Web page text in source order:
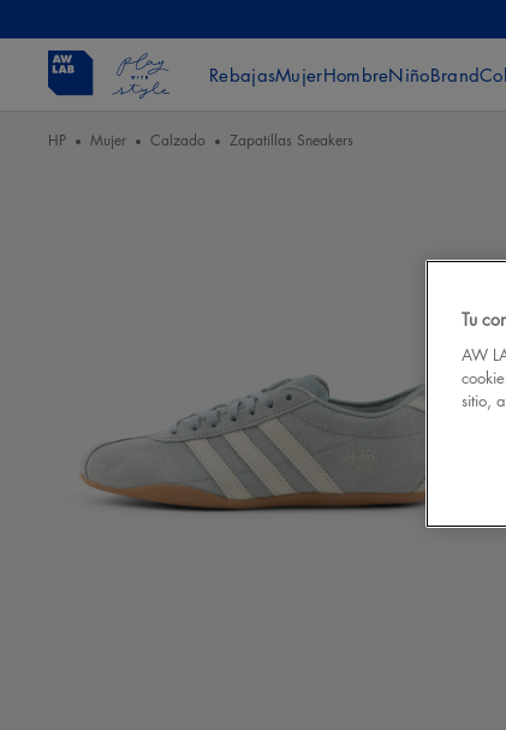
RebajasMujerHombreNiñoBrand
HP Mujer Calzado Zapatillas Sneakers
Tu
AW
sitio,